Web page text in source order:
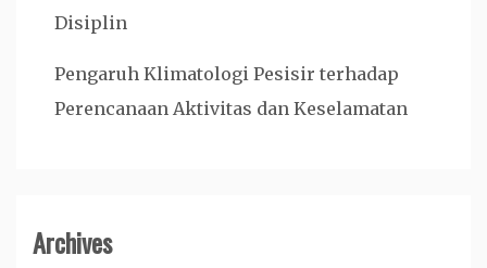
Disiplin
Pengaruh Klimatologi Pesisir terhadap
Perencanaan Aktivitas dan Keselamatan
Archives